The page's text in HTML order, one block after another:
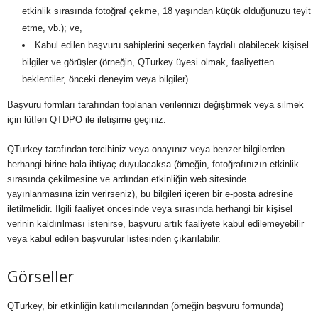
etkinlik sırasında fotoğraf çekme, 18 yaşından küçük olduğunuzu teyit
etme, vb.); ve,
Kabul edilen başvuru sahiplerini seçerken faydalı olabilecek kişisel
bilgiler ve görüşler (örneğin, QTurkey üyesi olmak, faaliyetten
beklentiler, önceki deneyim veya bilgiler).
Başvuru formları tarafından toplanan verilerinizi değiştirmek veya silmek
için lütfen QTDPO ile iletişime geçiniz.
QTurkey tarafından tercihiniz veya onayınız veya benzer bilgilerden
herhangi birine hala ihtiyaç duyulacaksa (örneğin, fotoğrafınızın etkinlik
sırasında çekilmesine ve ardından etkinliğin web sitesinde
yayınlanmasına izin verirseniz), bu bilgileri içeren bir e-posta adresine
iletilmelidir. İlgili faaliyet öncesinde veya sırasında herhangi bir kişisel
verinin kaldırılması istenirse, başvuru artık faaliyete kabul edilemeyebilir
veya kabul edilen başvurular listesinden çıkarılabilir.
Görseller
QTurkey, bir etkinliğin katılımcılarından (örneğin başvuru formunda)